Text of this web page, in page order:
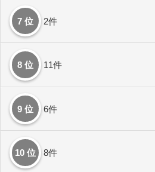
7 位 2件
8 位 11件
9 位 6件
10 位 8件